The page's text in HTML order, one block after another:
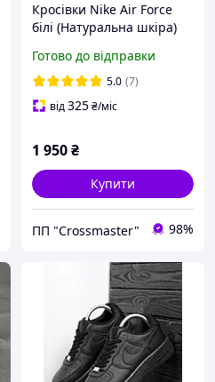
Кросівки Nike Air Force
білі (Натуральна шкіра)
Готово до відправки
5.0 (7)
від325₴/міс
1 950₴
Купити
ПП "Crossmaster" 98%